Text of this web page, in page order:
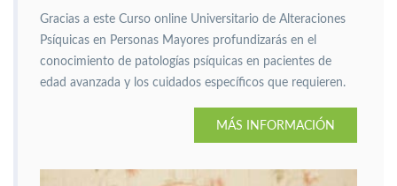
Gracias a este Curso online Universitario de Alteraciones
Psíquicas en Personas Mayores profundizarás en el
conocimiento de patologías psíquicas en pacientes de
edad avanzada y los cuidados específicos que requieren.
MÁS INFORMACIÓN